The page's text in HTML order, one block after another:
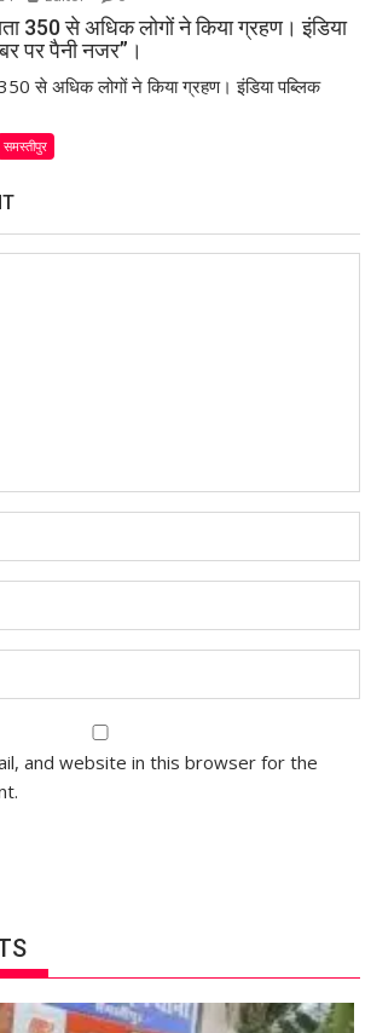
350 से अधिक लोगों ने किया ग्रहण। इंडिया
पर पैनी नजर”।
से अधिक लोगों ने किया ग्रहण। इंडिया पब्लिक
समस्तीपुर
and website in this browser for the